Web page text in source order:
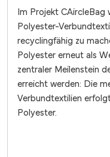
Im Projekt
Polyester-
recyclingfähig zu
Polyester erneut als
zentraler Meilenstein
erreicht werden: Die
Verbundtextilien
Polyester.